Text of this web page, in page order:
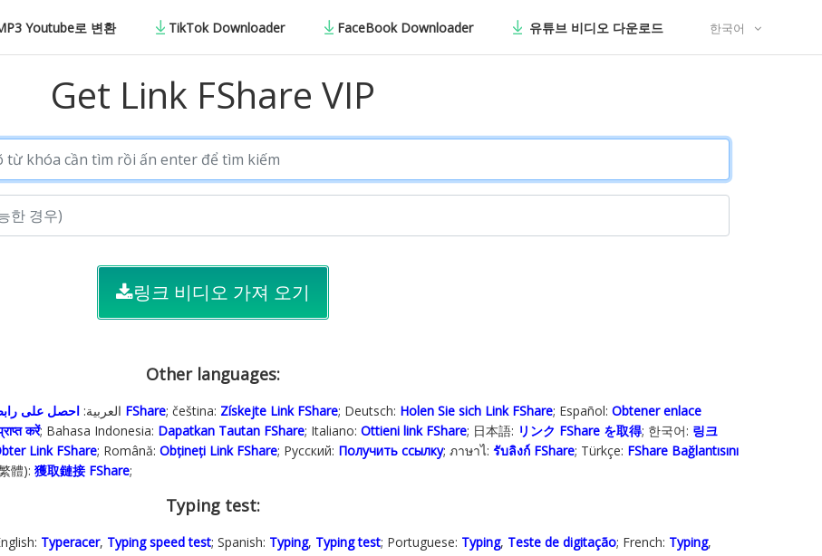
Youtube로 변환 TikTok Downloader FaceBook Downloader 유튜브 비디오 다운로드 한국어
Get Link FShare VIP
링크 비디오 가져 오기
Other languages:
; العربية: احصل على رابط FShare; čeština: Získejte Link FShare; Deutsch: Holen Sie sich Link FShare; Español: Obtener enlace
करें; Bahasa Indonesia‬: Dapatkan Tautan FShare; Italiano: Ottieni link FShare; 日本語: リンク FShare を取得; 한국어: 링크
Link FShare; Română: Obțineți Link FShare; Русский: Получить ссылку; ภาษาไ: รับลิงก์ FShare; Türkçe‬: FShare Bağlantısını
體): 獲取鏈接 FShare;
Typing test:
Typeracer, Typing speed test; Spanish: Typing, Typing test; Portuguese: Typing, Teste de digitação; French: Typing,